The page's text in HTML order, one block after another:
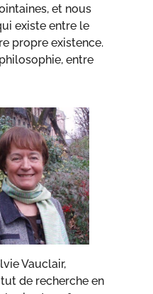
et nous
existe entre le
propre existence.
entre
Vauclair,
de recherche en